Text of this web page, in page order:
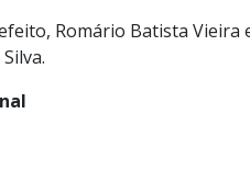
Romário Batista